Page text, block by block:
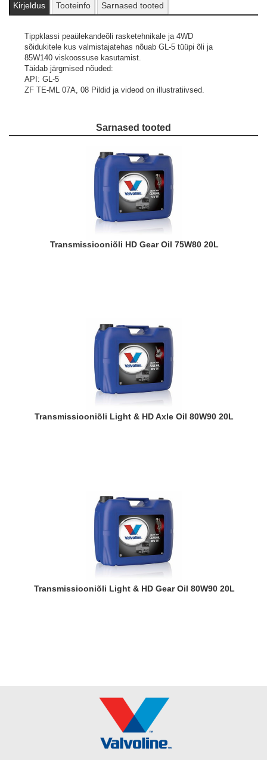
Kirjeldus Tooteinfo Sarnased tooted
Tippklassi peaülekandeõli rasketehnikale ja 4WD
sõidukitele kus valmistajatehas nõuab GL-5 tüüpi õli ja
85W140 viskoossuse kasutamist.
Täidab järgmised nõuded:
API: GL-5
ZF TE-ML 07A, 08 Pildid ja videod on illustratiivsed.
Sarnased tooted
Transmissiooniõli HD Gear Oil 75W80 20L
Transmissiooniõli Light & HD Axle Oil 80W90 20L
Transmissiooniõli Light & HD Gear Oil 80W90 20L